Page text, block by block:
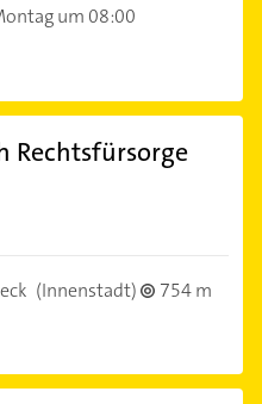
um 08:00
Rechtsfürsorge
(Innenstadt)
754 m